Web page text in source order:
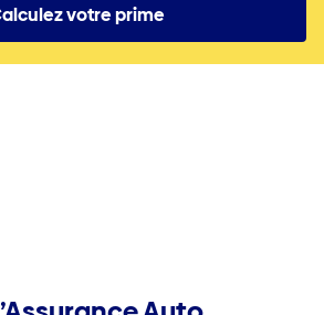
et placement | Invest
votre prime